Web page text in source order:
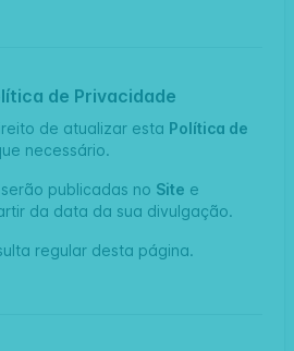
de Privacidade
de atualizar esta Política de
necessário.
publicadas no Site e
da data da sua divulgação.
regular desta página.